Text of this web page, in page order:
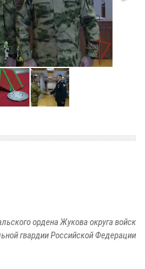
ордена Жукова округа войск
гвардии Российской Федерации